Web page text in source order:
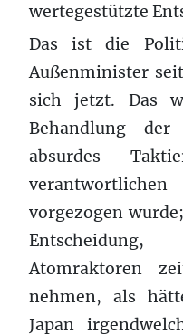
wertegestützte
Das ist die
Außenminister
sich jetzt. Das
Behandlung der
absurdes
vorgezogen
Atomraktoren
nehmen, als
Japan